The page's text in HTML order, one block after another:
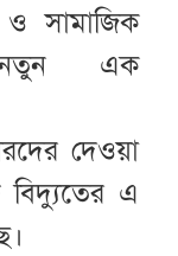
ও সামাজিক
নতুন এক
দেওয়া
বিদ্যুতের এ